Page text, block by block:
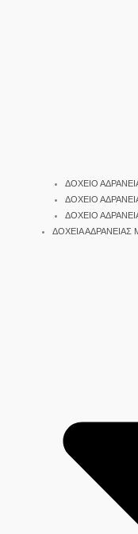
ΔΟΧΕΙΟ
ΔΟΧΕΙΟ
ΔΟΧΕΙΟ
ΔΟΧΕΙΑ